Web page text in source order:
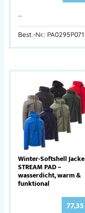
…
Best.-Nr.: PA0295P071
Winter-Softshell Jacke
STREAM PAD –
wasserdicht, warm &
funktional
77,35